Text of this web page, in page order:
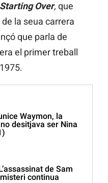
Over, que
la seua carrera
que parla de
el primer treball
Waymon, la
desitjava ser Nina
de Sam
continua